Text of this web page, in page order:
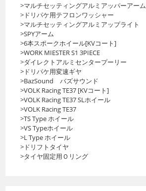
>マルチセッティングアルミアッパーアーム
>ドリパケ用テフロンワッシャー
>マルチセッティングアルミアップライト
>SPYアーム
>6本スポークホイール[KVコート]
>WORK MIESTER S1 3PIECE
>ダイレクトアルミセンタープーリー
>ドリパケ用変速ギヤ
>BazSound バズサウンド
>VOLK Racing TE37 [KVコート]
>VOLK Racing TE37 SLホイール
>VOLK Racing TE37
>TS Type ホイール
>VS Typeホイール
>L Type ホイール
>ドリフトタイヤ
>タイヤ固定用Ｏリング